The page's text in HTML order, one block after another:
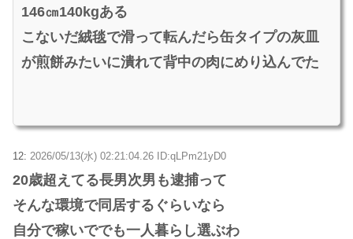
146㎝140kgある
こないだ絨毯で滑って転んだら缶タイプの灰皿
が煎餅みたいに潰れて背中の肉にめり込んでた
12: 2026/05/13(水) 02:21:04.26 ID:qLPm21yD0
20歳超えてる長男次男も逮捕って
そんな環境で同居するぐらいなら
自分で稼いででも一人暮らし選ぶわ